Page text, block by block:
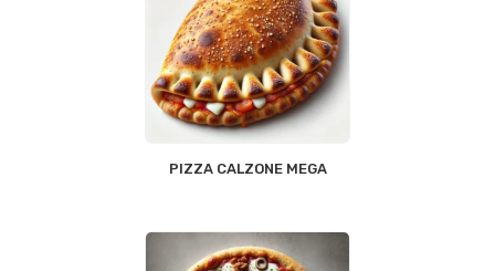
PIZZA CALZONE MEGA